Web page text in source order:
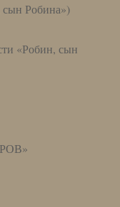
Робина»)
«Робин, сын